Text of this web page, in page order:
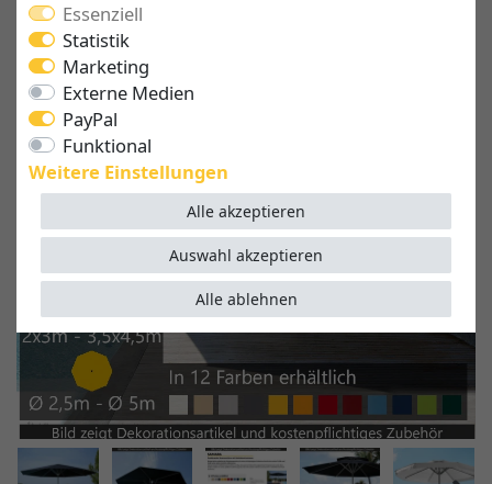
Essenziell
Statistik
Marketing
Externe Medien
PayPal
Funktional
Weitere Einstellungen
Alle akzeptieren
Alle ablehnen
Auswahl akzeptieren